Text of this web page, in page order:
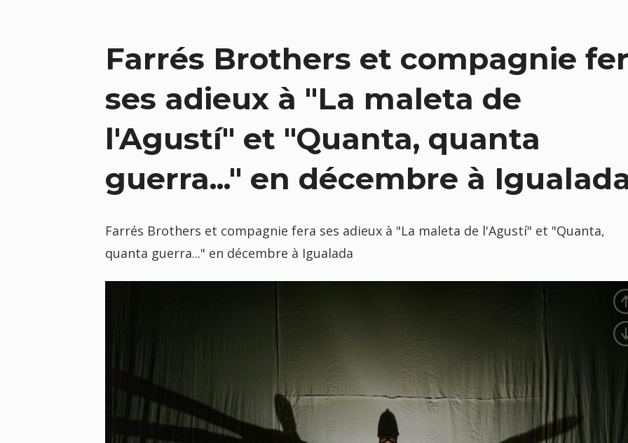
Farrés Brothers et compagnie
ses adieux à "La maleta de
l'Agustí" et "Quanta, quanta
guerra..." en décembre à
Farrés Brothers et compagnie fera ses adieux à "La maleta de l'Agustí" et "Quanta,
quanta guerra..." en décembre à Igualada